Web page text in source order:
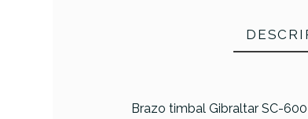
Brazo timbal Gibraltar SC-